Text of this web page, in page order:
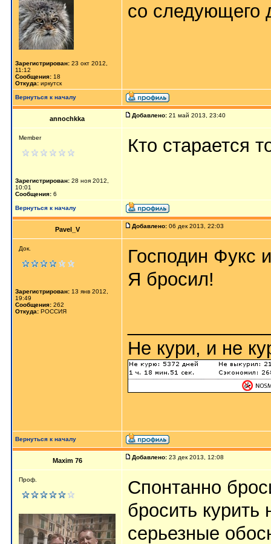
Зарегистрирован: 23 окт 2012,
11:12
Сообщения: 18
Откуда: иркутск
со следующего
Вернуться к началу
annochkka Добавлено: 21 май 2013, 23:40
Member
Зарегистрирован: 28 ноя 2012,
10:01
Сообщения: 6
Кто старается
Вернуться к началу
Pavel_V Добавлено: 06 дек 2013, 22:03
Док.
Зарегистрирован: 13 янв 2012,
19:49
Сообщения: 262
Откуда: РОССИЯ
Господин Фукс
Я бросил!
Не кури, и не
Вернуться к началу
Maxim 76 Добавлено: 23 дек 2013, 12:08
Проф.
Спонтанно
бросить
серьезные